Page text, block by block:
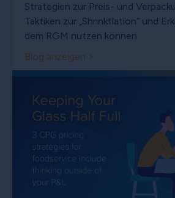
Strategien zur Preis- und
Taktiken zur „Shrinkflation“ und
dem RGM nutzen können
Blog anzeigen >